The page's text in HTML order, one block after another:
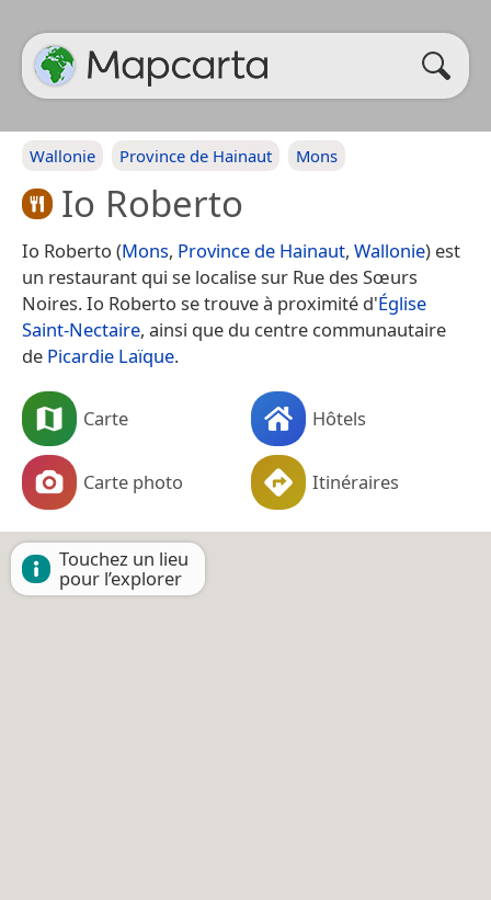
Wallonie Province de Hainaut Mons
Io Roberto
Io Roberto (Mons, Province de Hainaut, Wallonie) est
un restaurant qui se localise sur Rue des Sœurs
Noires. Io Roberto se trouve à proximité d'Église
Saint-Nectaire, ainsi que du centre communautaire
de Picardie Laïque.
Carte Hôtels
Carte photo Itinéraires
Touchez un lieu
pour l’explorer